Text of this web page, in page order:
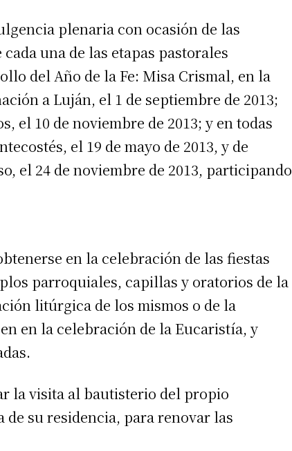
gratis
plenaria con ocasión de las
una de las etapas pastorales
del Año de la Fe: Misa Crismal, en la
a Luján, el 1 de septiembre de 2013;
el 10 de noviembre de 2013; y en todas
el 19 de mayo de 2013, y de
el 24 de noviembre de 2013, participando
en la celebración de las fiestas
parroquiales, capillas y oratorios de la
litúrgica de los mismos o de la
en la celebración de la Eucaristía, y
la visita al bautisterio del propio
su residencia, para renovar las